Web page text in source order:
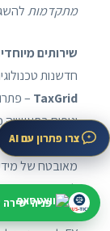
מתקדמות
שירותים
חדשנות
TaxGrid
–
וגופים בתעשייה
דיבידנדים.
מאובטח של מידע
לפשט כמעט
על פרטיות
צרו פתרון עם AI
פניה